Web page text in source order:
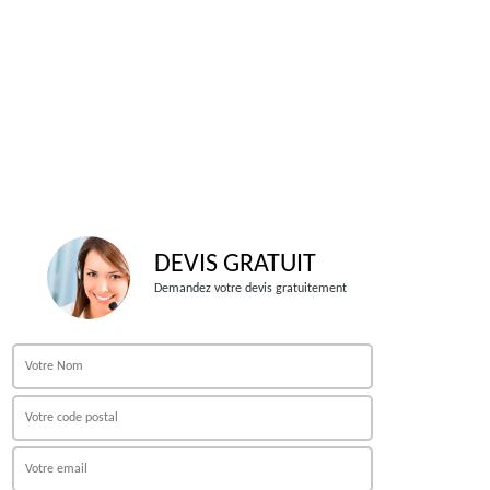
DEVIS GRATUIT
Demandez votre devis gratuitement